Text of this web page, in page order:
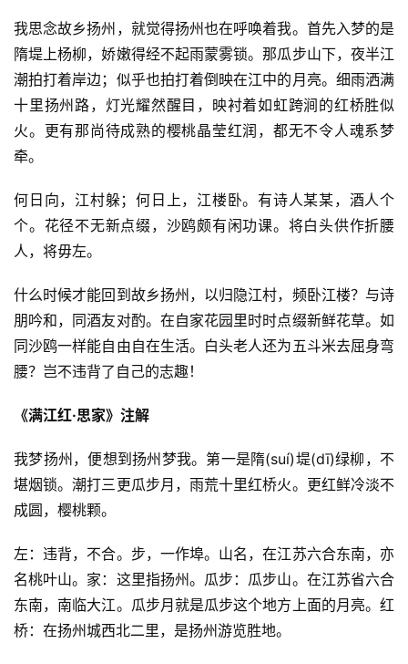
我思念故乡扬州，就觉得扬州也在呼唤着我。首先入梦的是
隋堤上杨柳，娇嫩得经不起雨蒙雾锁。那瓜步山下，夜半江
潮拍打着岸边；似乎也拍打着倒映在江中的月亮。细雨洒满
十里扬州路，灯光耀然醒目，映衬着如虹跨涧的红桥胜似
火。更有那尚待成熟的樱桃晶莹红润，都无不令人魂系梦
牵。
何日向，江村躲；何日上，江楼卧。有诗人某某，酒人个
个。花径不无新点缀，沙鸥颇有闲功课。将白头供作折腰
人，将毋左。
什么时候才能回到故乡扬州，以归隐江村，频卧江楼？与诗
朋吟和，同酒友对酌。在自家花园里时时点缀新鲜花草。如
同沙鸥一样能自由自在生活。白头老人还为五斗米去屈身弯
腰？岂不违背了自己的志趣！
《满江红·思家》注解
我梦扬州，便想到扬州梦我。第一是隋(suí)堤(dī)绿柳，不
堪烟锁。潮打三更瓜步月，雨荒十里红桥火。更红鲜冷淡不
成圆，樱桃颗。
左：违背，不合。步，一作埠。山名，在江苏六合东南，亦
名桃叶山。家：这里指扬州。瓜步：瓜步山。在江苏省六合
东南，南临大江。瓜步月就是瓜步这个地方上面的月亮。红
桥：在扬州城西北二里，是扬州游览胜地。